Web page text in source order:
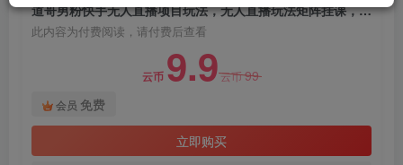
道哥男粉快手无人直播项目玩法，无人直播玩法矩阵挂课，一天大几千的进账，搞钱真快！
此内容为付费阅读，请付费后查看
云币 9.9云币99
会员 免费
立即购买